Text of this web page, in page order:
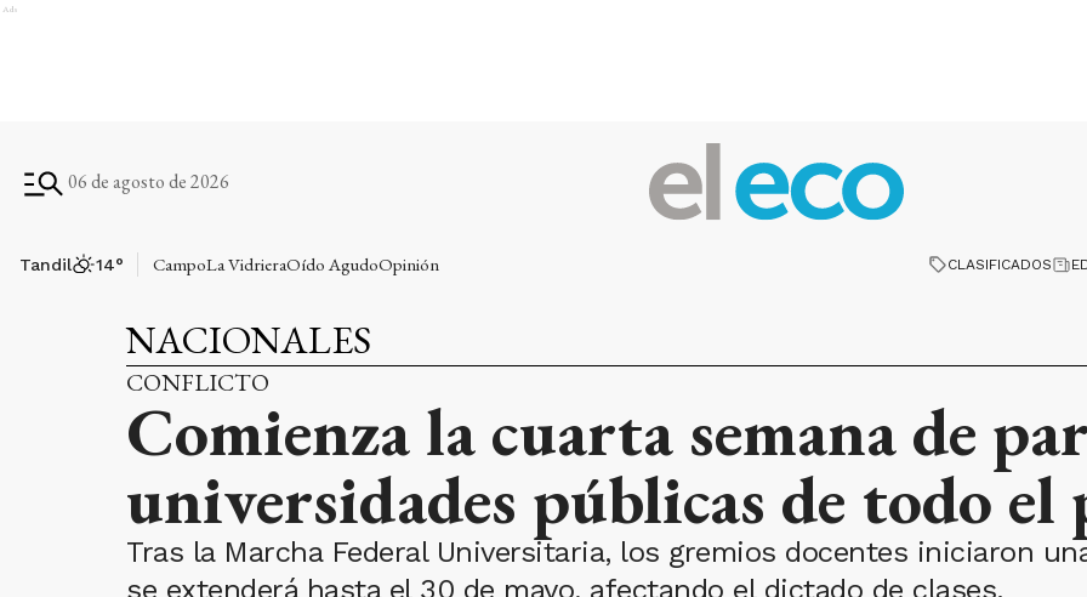
Ads
06 de agosto de 2026
Tandil 14° CampoLa VidrieraOído AgudoOpinión CLASIFICADOS
NACIONALES
CONFLICTO
Comienza la cuarta semana de
universidades públicas de todo el
Tras la Marcha Federal Universitaria, los gremios docentes iniciaron
se extenderá hasta el 30 de mayo, afectando el dictado de clases.